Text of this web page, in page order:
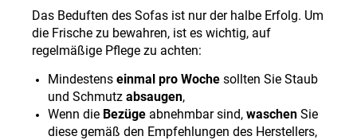
Das Beduften des Sofas ist nur der halbe Erfolg. Um
die Frische zu bewahren, ist es wichtig, auf
regelmäßige Pflege zu achten:
Mindestens einmal pro Woche sollten Sie Staub
und Schmutz absaugen,
Wenn die Bezüge abnehmbar sind, waschen Sie
diese gemäß den Empfehlungen des Herstellers,